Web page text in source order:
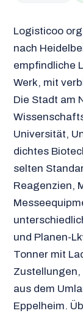
Logisticoo
nach
empfindliche
Werk, mit
Die Stadt am
Universität,
dichtes
selten
Reagenzien,
und Planen-
Tonner mit
aus dem
Eppelheim.